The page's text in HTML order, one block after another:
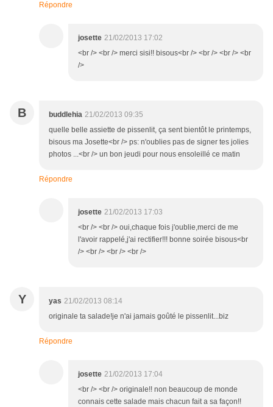
Répondre
josette 21/02/2013 17:02
<br /> <br /> merci sisi!! bisous<br /> <br /> <br /> <br
/>
B buddlehia 21/02/2013 09:35
quelle belle assiette de pissenlit, ça sent bientôt le printemps,
bisous ma Josette<br /> ps: n'oublies pas de signer tes jolies
photos ...<br /> un bon jeudi pour nous ensoleillé ce matin
Répondre
josette 21/02/2013 17:03
<br /> <br /> oui,chaque fois j'oublie,merci de me
l'avoir rappelé,j'ai rectifier!!! bonne soirée bisous<br
/> <br /> <br /> <br />
Y yas 21/02/2013 08:14
originale ta salade!je n'ai jamais goûté le pissenlit...biz
Répondre
josette 21/02/2013 17:04
<br /> <br /> originale!! non beaucoup de monde
connais cette salade mais chacun fait a sa façon!!